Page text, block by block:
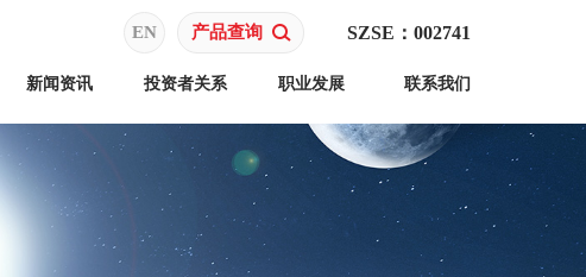
新闻资讯 投资者关系 职业发展 联系我们
SZSE：002741
EN 产品查询